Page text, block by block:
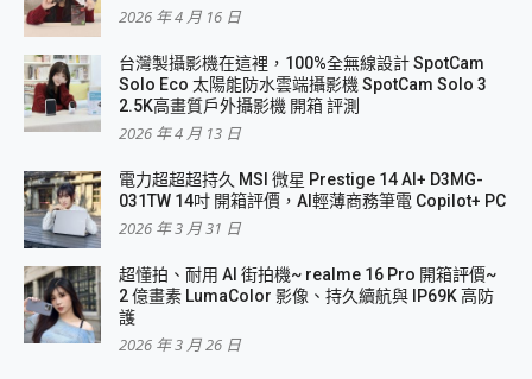
2026 年 4 月 16 日
台灣製攝影機在這裡，100%全無線設計 SpotCam
Solo Eco 太陽能防水雲端攝影機 SpotCam Solo 3
2.5K高畫質戶外攝影機 開箱 評測
2026 年 4 月 13 日
電力超超超持久 MSI 微星 Prestige 14 AI+ D3MG-
031TW 14吋 開箱評價，AI輕薄商務筆電 Copilot+ PC
2026 年 3 月 31 日
超懂拍、耐用 AI 街拍機~ realme 16 Pro 開箱評價~
2 億畫素 LumaColor 影像、持久續航與 IP69K 高防
護
2026 年 3 月 26 日